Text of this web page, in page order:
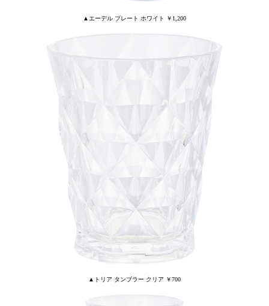
▲エーデル プレート ホワイト ￥1,200
▲トリア タンブラー クリア ￥700